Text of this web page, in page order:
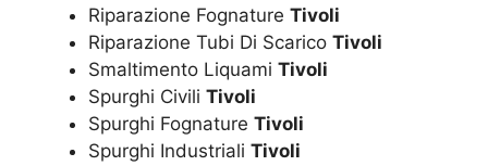
Riparazione Fognature Tivoli
Riparazione Tubi Di Scarico Tivoli
Smaltimento Liquami Tivoli
Spurghi Civili Tivoli
Spurghi Fognature Tivoli
Spurghi Industriali Tivoli